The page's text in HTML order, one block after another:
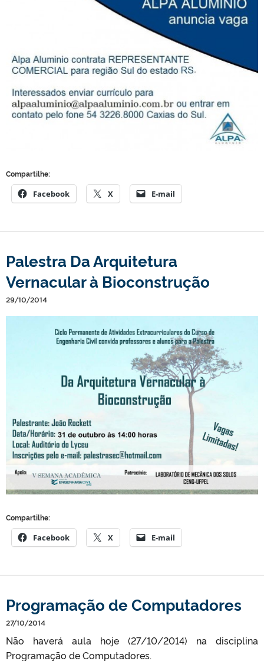
Compartilhe:
Facebook X E-mail
Palestra Da Arquitetura
Vernacular à Bioconstrução
29/10/2014
Compartilhe:
Facebook X E-mail
Programação de Computadores
27/10/2014
Não haverá aula hoje (27/10/2014) na disciplina
Programação de Computadores.